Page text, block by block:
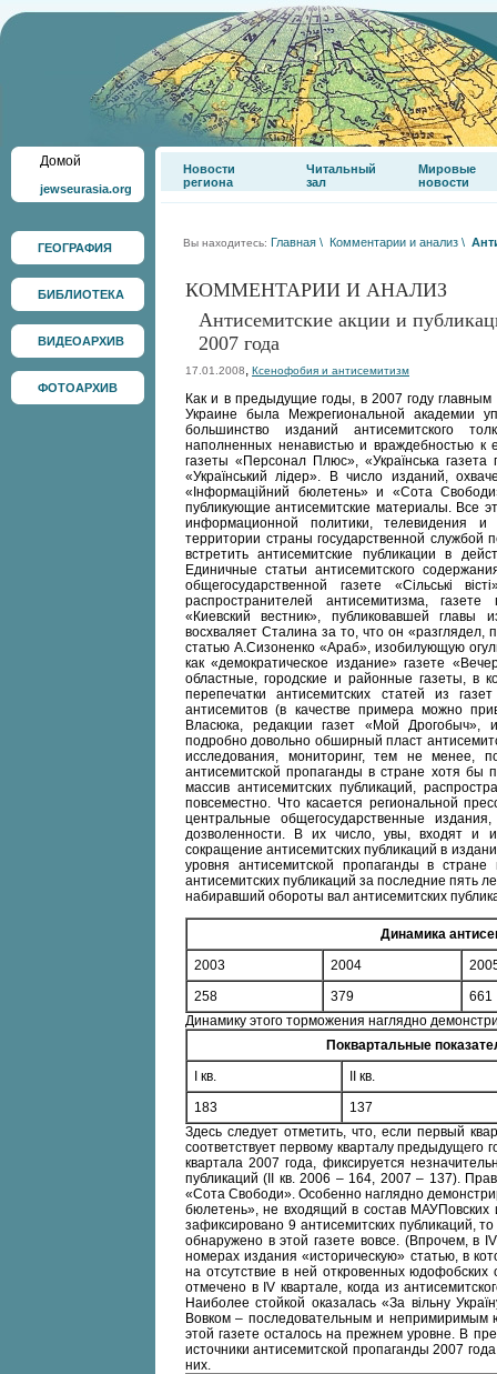
Домой
jewseurasia.org
ГЕОГРАФИЯ
БИБЛИОТЕКА
ВИДЕОАРХИВ
ФОТОАРХИВ
Новости
региона
Читальный
зал
Мировые
новости
Вы находитесь: Главная \ Комментарии и анализ \
КОММЕНТАРИИ И АНАЛИЗ
Антисемитские акции и
2007 года
17.01.2008, Ксенофобия и антисемитизм
Как и в предыдущие годы, в 2007 году
Украине была Межрегиональной академии
большинство изданий антисемитского
наполненных ненавистью и враждебностью
газеты «Персонал Плюс», «Українська газета
«Український лідер». В число изданий,
«Інформаційний бюлетень» и «Сота
публикующие антисемитские материалы. Все
информационной политики, телевидения
территории страны государственной службой
встретить антисемитские публикации в
Единичные статьи антисемитского
общегосударственной газете «Сільські
распространителей антисемитизма, газете
«Киевский вестник», публиковавшей главы
восхваляет Сталина за то, что он
статью А.Сизоненко «Араб», изобилующую
как «демократическое издание» газете
областные, городские и районные газеты, в
перепечатки антисемитских статей из
антисемитов (в качестве примера можно
Власюка, редакции газет «Мой Дрогобыч»,
подробно довольно обширный пласт
исследования, мониторинг, тем не менее,
антисемитской пропаганды в стране хотя бы
массив антисемитских публикаций,
повсеместно. Что касается региональной
центральные общегосударственные
дозволенности. В их число, увы, входят и
сокращение антисемитских публикаций в
уровня антисемитской пропаганды в
антисемитских публикаций за последние пять
набиравший обороты вал антисемитских
Динамика
2003
2004
258
379
661
Динамику этого торможения наглядно
Поквартальные
I кв.
II кв.
183
137
Здесь следует отметить, что, если первый
соответствует первому кварталу предыдущего
квартала 2007 года, фиксируется
публикаций (II кв. 2006 – 164, 2007 – 137).
«Сота Свободи». Особенно наглядно
бюлетень», не входящий в состав МАУПовских
зафиксировано 9 антисемитских публикаций,
обнаружено в этой газете вовсе. (Впрочем, в
номерах издания «историческую» статью, в
на отсутствие в ней откровенных юдофобских
отмечено в IV квартале, когда из
Наиболее стойкой оказалась «За вільну
Вовком – последовательным и непримиримым
этой газете осталось на прежнем уровне. В
источники антисемитской пропаганды 2007
них.